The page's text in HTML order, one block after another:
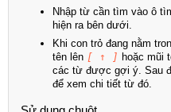
Nhập từ cần tìm vào ô
hiện ra bên dưới.
Khi con trỏ đang nằm
tên lên [ ↑ ] hoặc mũi
các từ được gợi ý. Sau
để xem chi tiết từ đó.